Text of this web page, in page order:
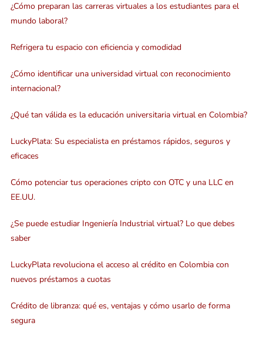
¿Cómo preparan las carreras virtuales a los estudiantes para el
mundo laboral?
Refrigera tu espacio con eficiencia y comodidad
¿Cómo identificar una universidad virtual con reconocimiento
internacional?
¿Qué tan válida es la educación universitaria virtual en Colombia?
LuckyPlata: Su especialista en préstamos rápidos, seguros y
eficaces
Cómo potenciar tus operaciones cripto con OTC y una LLC en
EE.UU.
¿Se puede estudiar Ingeniería Industrial virtual? Lo que debes
saber
LuckyPlata revoluciona el acceso al crédito en Colombia con
nuevos préstamos a cuotas
Crédito de libranza: qué es, ventajas y cómo usarlo de forma
segura